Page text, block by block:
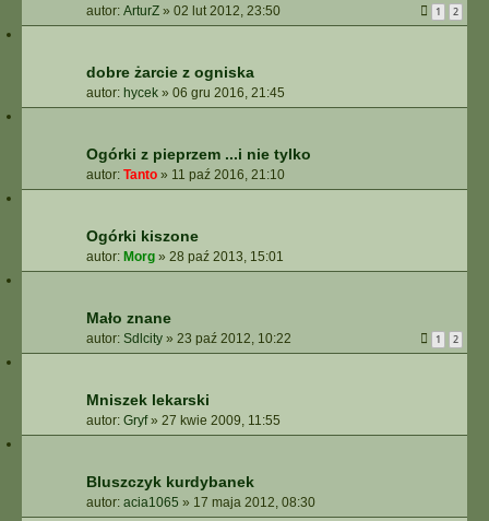
autor: ArturZ » 02 lut 2012, 23:50 1 2
dobre żarcie z ogniska
autor: hycek » 06 gru 2016, 21:45
Ogórki z pieprzem ...i nie tylko
autor: Tanto » 11 paź 2016, 21:10
Ogórki kiszone
autor: Morg » 28 paź 2013, 15:01
Mało znane
autor: Sdlcity » 23 paź 2012, 10:22 1 2
Mniszek lekarski
autor: Gryf» 27 kwie 2009, 11:55
Bluszczyk kurdybanek
autor: acia1065 » 17 maja 2012, 08:30